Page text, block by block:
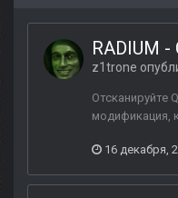
RADIUM -
z1trone
Отсканируйте
модификация,
16 декабря,